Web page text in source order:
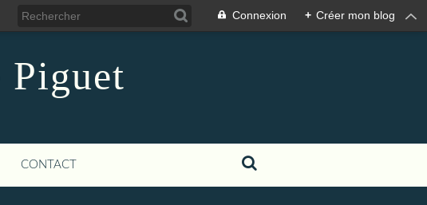
Connexion + Créer mon blog
CONTACT